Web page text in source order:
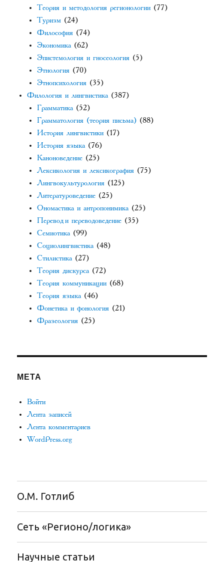
Теория и методология регионологии (77)
Туризм (24)
Философия (74)
Экономика (62)
Эпистемология и гносеология (5)
Этнология (70)
Этнопсихология (35)
Филология и лингвистика (387)
Грамматика (52)
Грамматология (теория письма) (88)
История лингвистики (17)
История языка (76)
Каноноведение (25)
Лексикология и лексикография (75)
Лингвокультурология (125)
Литературоведение (25)
Ономастика и антропонимика (25)
Перевод и переводоведение (35)
Семиотика (99)
Социолингвистика (48)
Стилистика (27)
Теория дискурса (72)
Теория коммуникации (68)
Теория языка (46)
Фонетика и фонология (21)
Фразеология (25)
МЕТА
Войти
Лента записей
Лента комментариев
WordPress.org
О.М. Готлиб
Сеть «Регионо/логика»
Научные статьи